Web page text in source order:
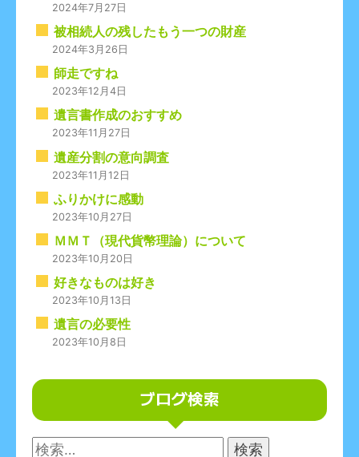
ョ
ン
2024年7月27日
被相続人の残したもう一つの財産
2024年3月26日
師走ですね
2023年12月4日
遺言書作成のおすすめ
2023年11月27日
遺産分割の意向調査
2023年11月12日
ふりかけに感動
2023年10月27日
ＭＭＴ（現代貨幣理論）について
2023年10月20日
好きなものは好き
2023年10月13日
遺言の必要性
2023年10月8日
ブログ検索
検